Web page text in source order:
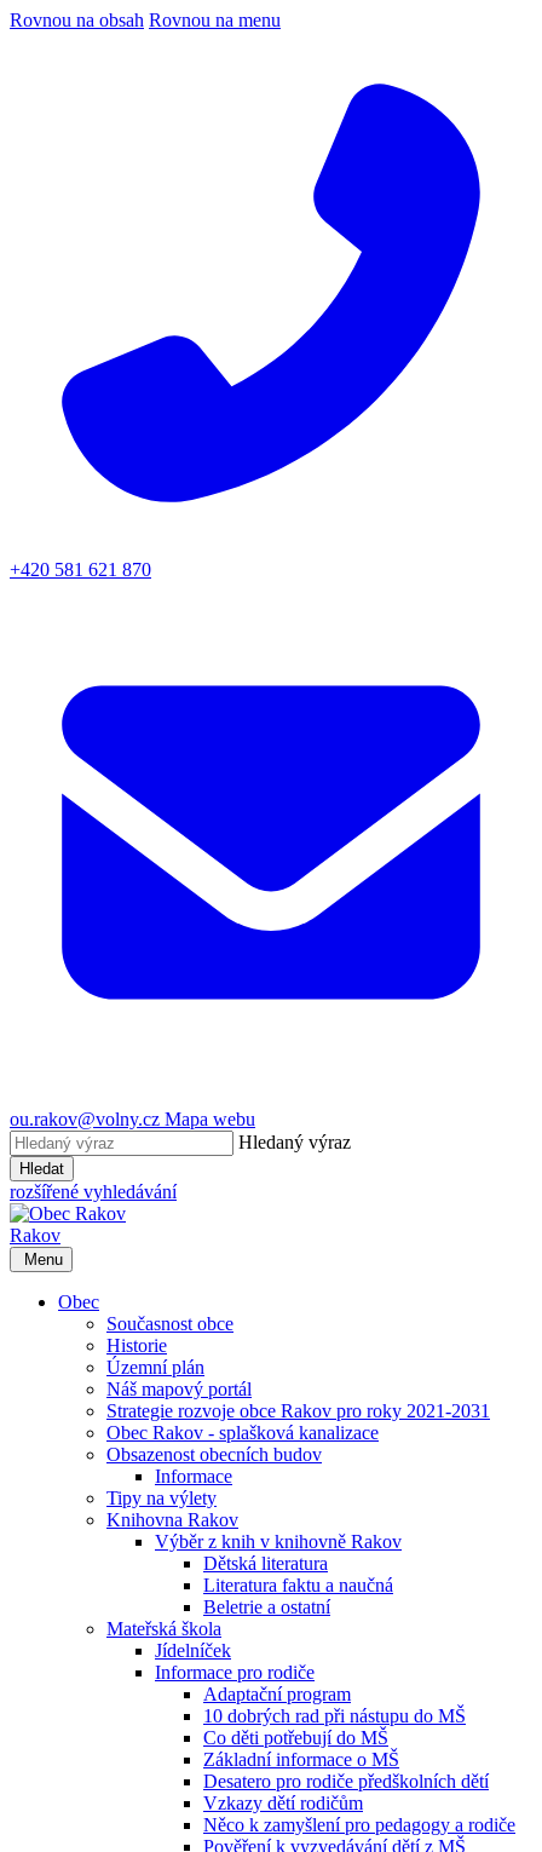
Rovnou na obsah Rovnou na menu
+420 581 621 870
ou.rakov@volny.cz Mapa webu
Hledaný výraz
Hledat
rozšířené vyhledávání
Rakov
Menu
Obec
Současnost obce
Historie
Územní plán
Náš mapový portál
Strategie rozvoje obce Rakov pro roky 2021-2031
Obec Rakov - splašková kanalizace
Obsazenost obecních budov
Informace
Tipy na výlety
Knihovna Rakov
Výběr z knih v knihovně Rakov
Dětská literatura
Literatura faktu a naučná
Beletrie a ostatní
Mateřská škola
Jídelníček
Informace pro rodiče
Adaptační program
10 dobrých rad při nástupu do MŠ
Co děti potřebují do MŠ
Základní informace o MŠ
Desatero pro rodiče předškolních dětí
Vzkazy dětí rodičům
Něco k zamyšlení pro pedagogy a rodiče
Pověření k vyzvedávání dětí z MŠ